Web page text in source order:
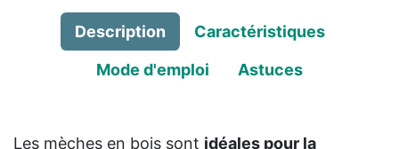
Description Caractéristiques
Mode d'emploi Astuces
Les mèches en bois sont idéales pour la